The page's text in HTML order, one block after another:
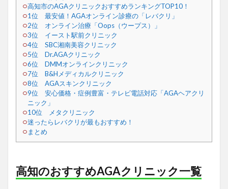
高知市のAGAクリニックおすすめランキングTOP10！
1位 最安値！AGAオンライン診療の「レバクリ」
2位 オンライン治療「Oops（ウープス）」
3位 イースト駅前クリニック
4位 SBC湘南美容クリニック
5位 Dr.AGAクリニック
6位 DMMオンラインクリニック
7位 B&Hメディカルクリニック
8位 AGAスキンクリニック
9位 安心価格・症例豊富・テレビ電話対応「AGAヘアクリ
ニック」
10位 メタクリニック
迷ったらレバクリが最もおすすめ！
まとめ
高知のおすすめAGAクリニック一覧